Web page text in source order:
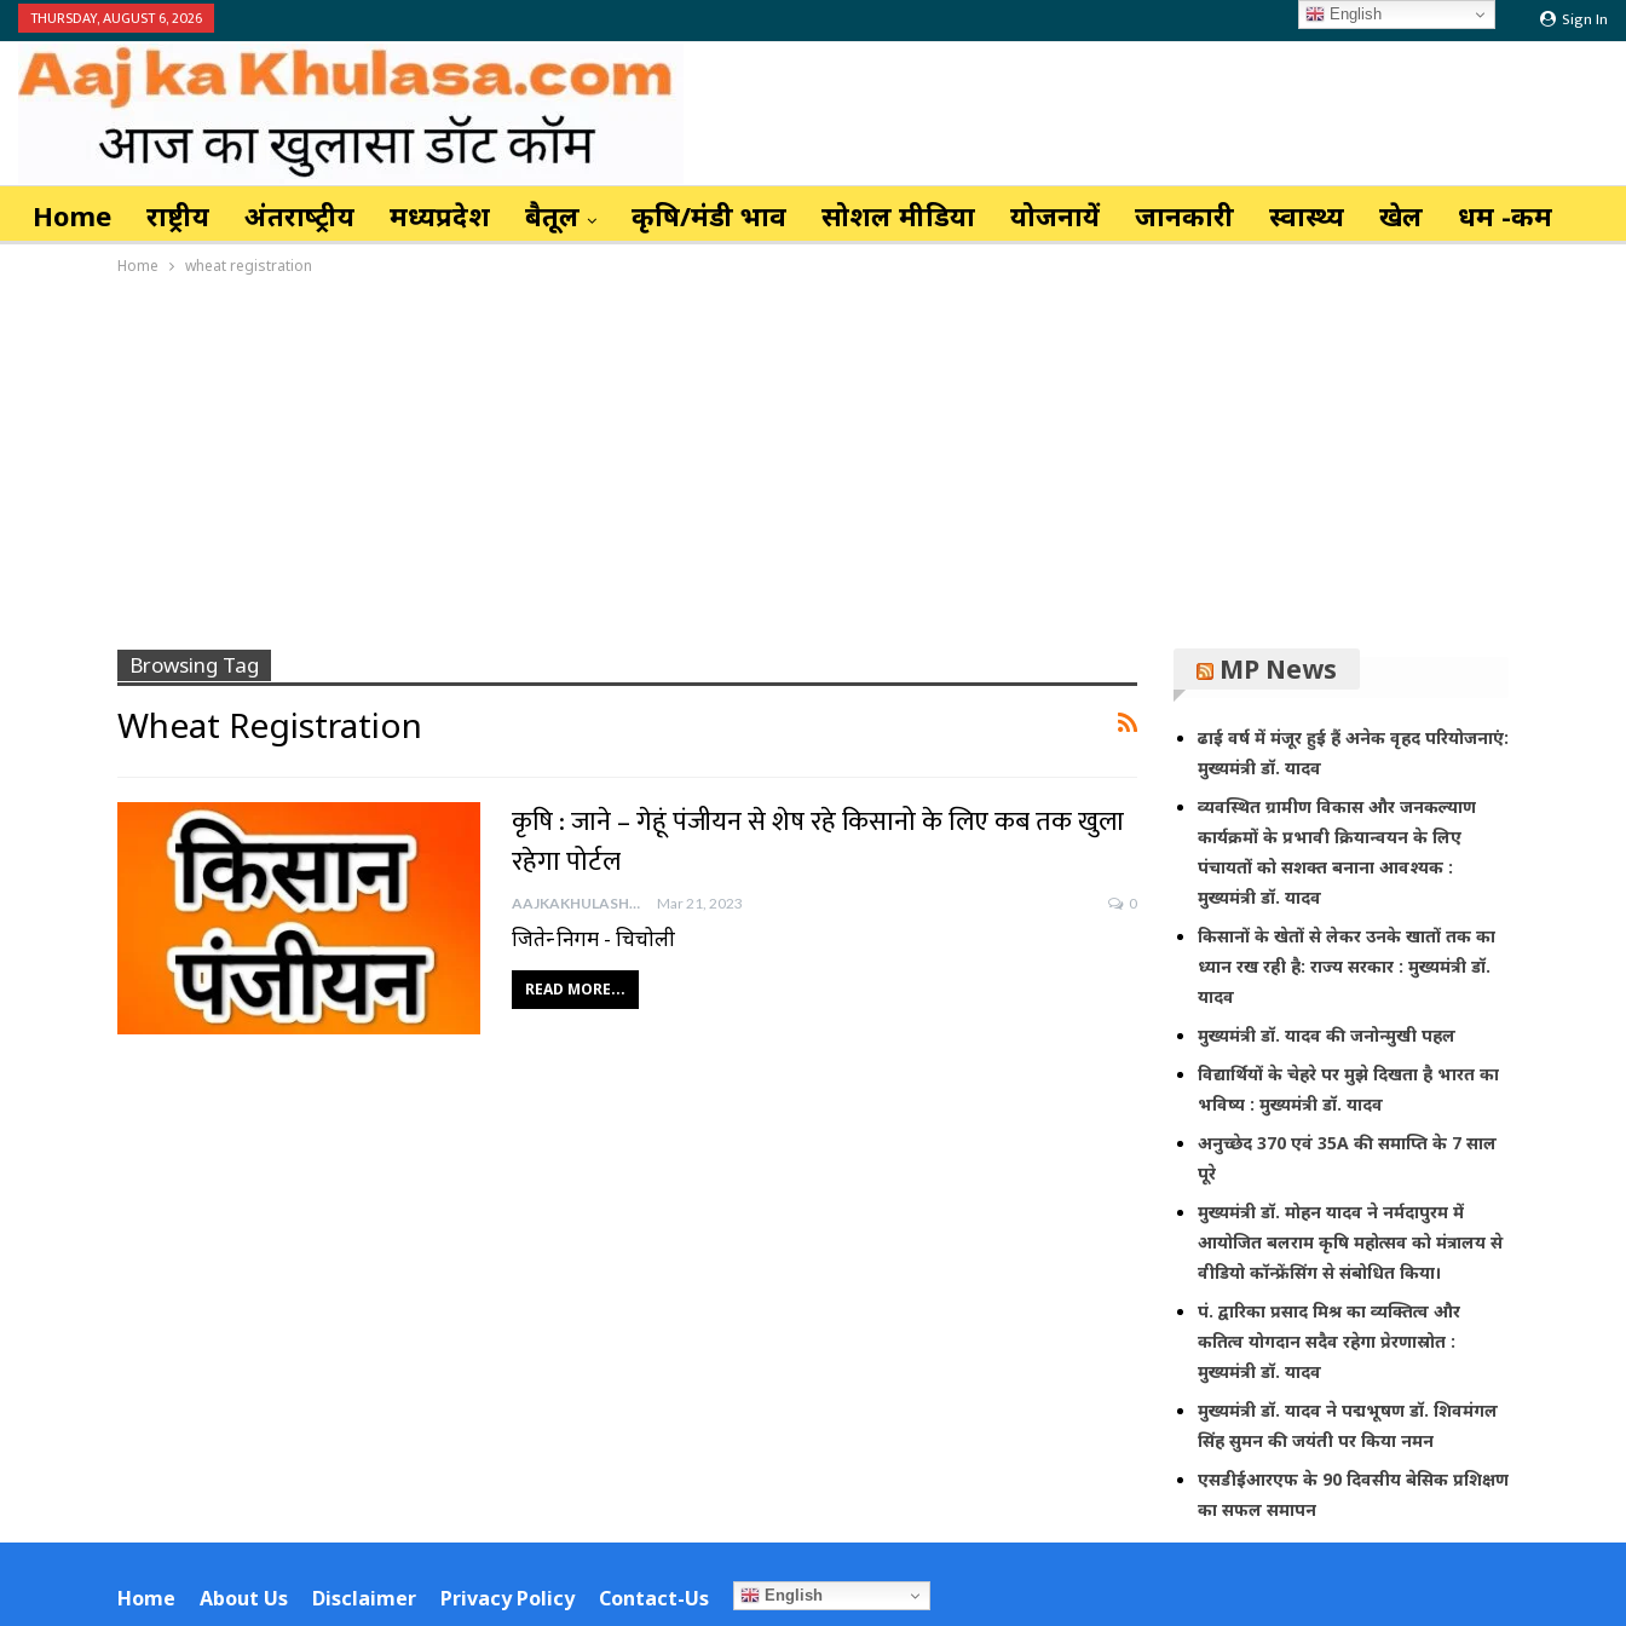
Sign In
THURSDAY, AUGUST 6, 2026
Home राष्ट्रीय अंतर्राष्‍ट्रीय मध्यप्रदेश बैतूल कृषि/मंडी भाव सोशल मीडिया योजनायें जानकारी स्वास्थ्य खेल धर्म -कर्म
Home wheat registration
Browsing Tag
Wheat Registration
कृषि : जाने – गेहूं पंजीयन से शेष रहे किसानो के लिए कब तक खुला
रहेगा पोर्टल
AAJKAKHULASHA Mar 21, 2023 0
जितेन्द्र निगम - चिचोली
READ MORE...
MP News
ढाई वर्ष में मंजूर हुई हैं अनेक वृहद परियोजनाएं:
मुख्यमंत्री डॉ. यादव
व्यवस्थित ग्रामीण विकास और जनकल्याण
कार्यक्रमों के प्रभावी क्रियान्वयन के लिए
पंचायतों को सशक्त बनाना आवश्यक :
मुख्यमंत्री डॉ. यादव
किसानों के खेतों से लेकर उनके खातों तक का
ध्यान रख रही है: राज्य सरकार : मुख्यमंत्री डॉ.
यादव
मुख्यमंत्री डॉ. यादव की जनोन्मुखी पहल
विद्यार्थियों के चेहरे पर मुझे दिखता है भारत का
भविष्य : मुख्यमंत्री डॉ. यादव
अनुच्छेद 370 एवं 35A की समाप्ति के 7 साल
पूरे
मुख्यमंत्री डॉ. मोहन यादव ने नर्मदापुरम में
आयोजित बलराम कृषि महोत्सव को मंत्रालय से
वीडियो कॉन्फ्रेंसिंग से संबोधित किया।
पं. द्वारिका प्रसाद मिश्र का व्यक्तित्व और
कतित्व योगदान सदैव रहेगा प्रेरणास्रोत :
मुख्यमंत्री डॉ. यादव
मुख्यमंत्री डॉ. यादव ने पद्मभूषण डॉ. शिवमंगल
सिंह सुमन की जयंती पर किया नमन
एसडीईआरएफ के 90 दिवसीय बेसिक प्रशिक्षण
का सफल समापन
Home About Us Disclaimer Privacy Policy Contact-Us English
English